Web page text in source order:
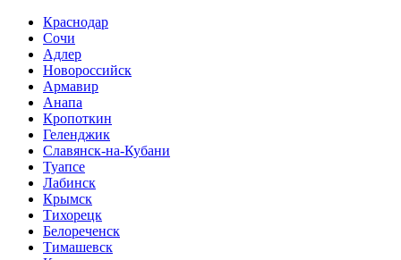
Краснодар
Сочи
Адлер
Новороссийск
Армавир
Анапа
Кропоткин
Геленджик
Славянск-на-Кубани
Туапсе
Лабинск
Крымск
Тихорецк
Белореченск
Тимашевск